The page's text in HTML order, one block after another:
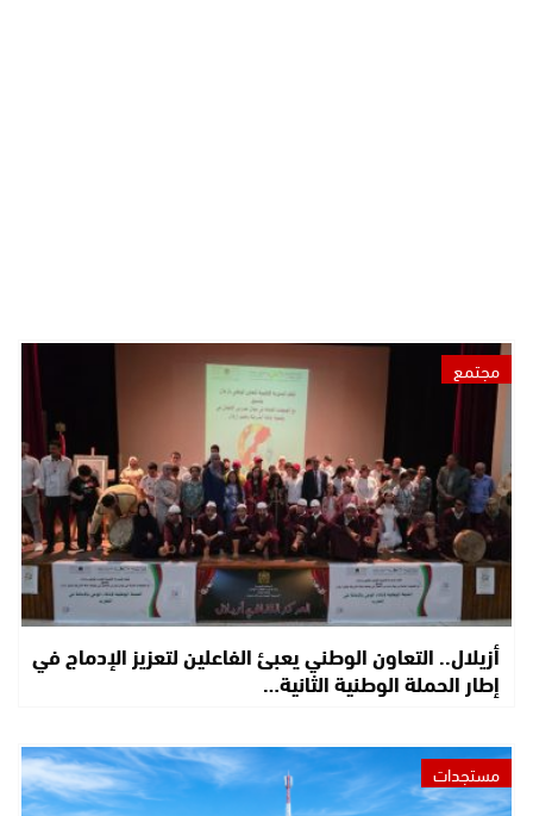
مجتمع
أزيلال.. التعاون الوطني يعبئ الفاعلين لتعزيز الإدماج في
إطار الحملة الوطنية الثانية…
مستجدات